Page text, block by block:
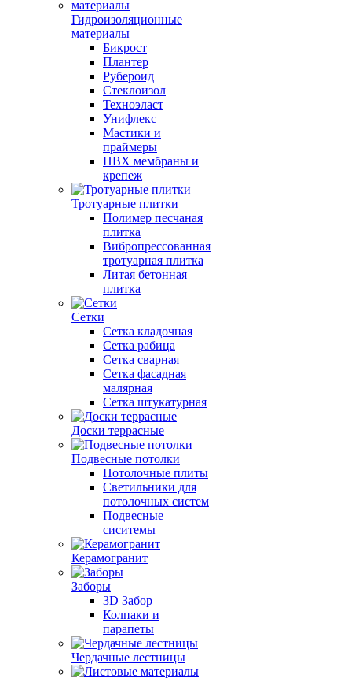
Гидроизоляционные
материалы
Бикрост
Плантер
Рубероид
Стеклоизол
Техноэласт
Унифлекс
Мастики и
праймеры
ПВХ мембраны и
крепеж
Тротуарные плитки
Полимер песчаная
плитка
Вибропрессованная
тротуарная плитка
Литая бетонная
плитка
Сетки
Сетка кладочная
Сетка рабица
Сетка сварная
Сетка фасадная
малярная
Сетка штукатурная
Доски террасные
Подвесные потолки
Потолочные плиты
Светильники для
потолочных систем
Подвесные
сиситемы
Керамогранит
Заборы
3D Забор
Колпаки и
парапеты
Чердачные лестницы